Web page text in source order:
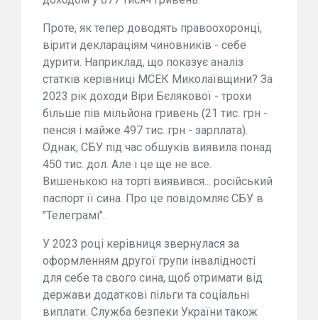
Проте, як тепер доводять правоохоронці,
вірити деклараціям чиновників - себе
дурити. Наприклад, що показує аналіз
статків керівниці МСЕК Миколаївщини? За
2023 рік доходи Віри Бєлякової - трохи
більше пів мільйона гривень (21 тис. грн -
пенсія і майже 497 тис. грн - зарплата).
Однак, СБУ під час обшуків виявила понад
450 тис. дол. Але і це ще не все.
Вишенькою на торті виявився... російський
паспорт її сина. Про це повідомляє СБУ в
"Телеграмі".
У 2023 році керівниця звернулася за
оформленням другої групи інвалідності
для себе та свого сина, щоб отримати від
держави додаткові пільги та соціальні
виплати. Служба безпеки України також